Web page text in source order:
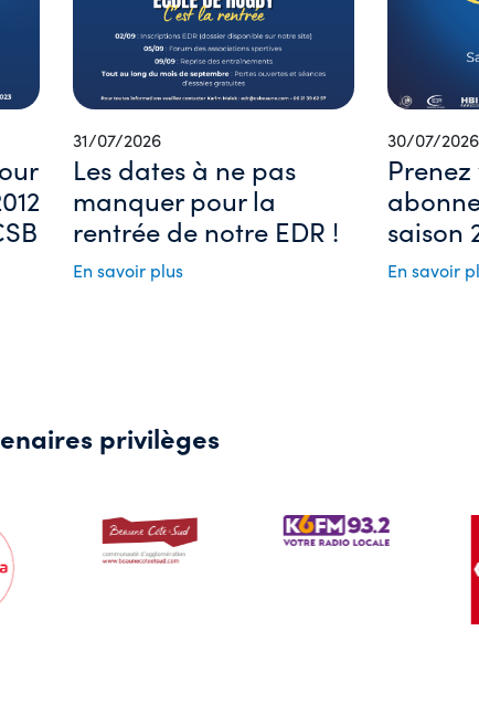
31/07/2026
Les dates à ne pas
manquer pour la
rentrée de notre EDR !
En savoir plus
30/07/2026
saison
En savoir
privilèges